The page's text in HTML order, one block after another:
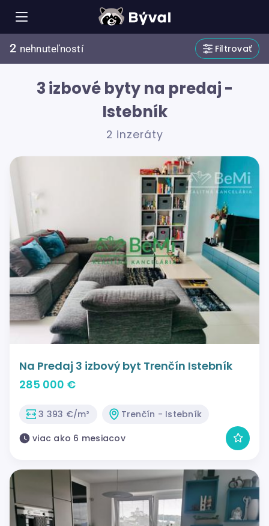
2 nehnuteľností Filtrovať
3 izbové byty na predaj -
Istebník
2 inzeráty
Na Predaj 3 izbový byt Trenčín Istebník
285 000 €
3 393 €/m²
Trenčín - Istebník
viac ako 6 mesiacov